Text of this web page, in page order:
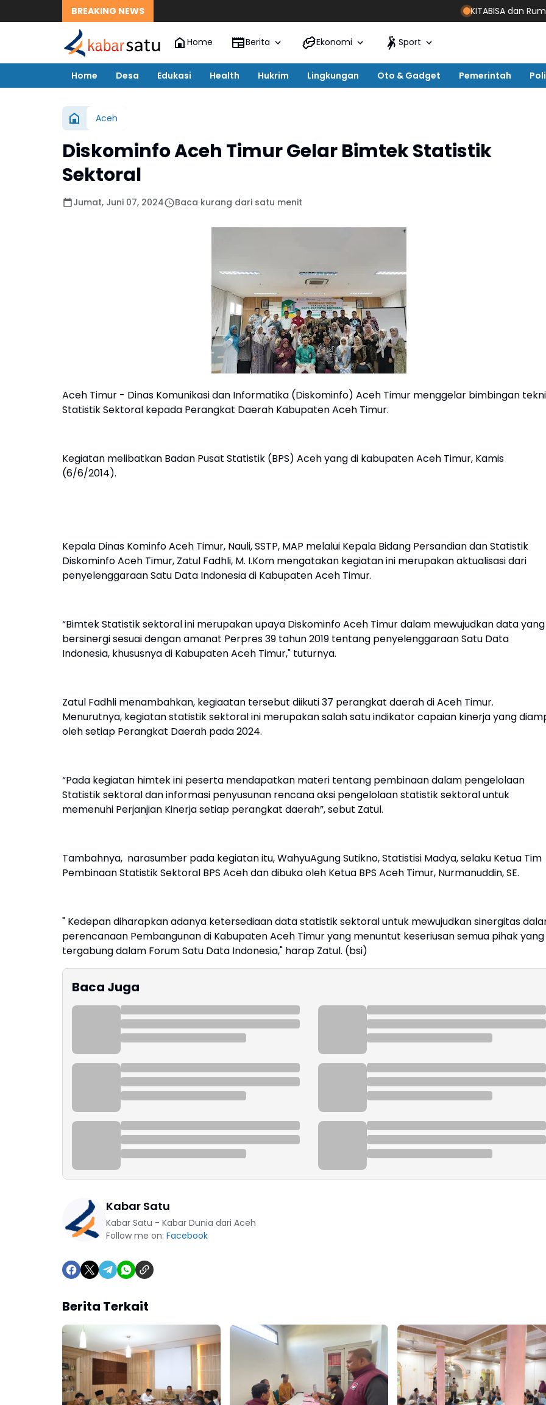
BREAKING NEWS KITABISA dan Rumah
Home Berita Ekonomi Sport
Home Desa Edukasi Health Hukrim Lingkungan Oto & Gadget Pemerintah
Aceh
Diskominfo Aceh Timur Gelar Bimtek Statistik
Sektoral
Jumat, Juni 07, 2024 Baca kurang dari satu menit
Aceh Timur - Dinas Komunikasi dan Informatika (Diskominfo) Aceh Timur menggelar bimbingan
Statistik Sektoral kepada Perangkat Daerah Kabupaten Aceh Timur.
Kegiatan melibatkan Badan Pusat Statistik (BPS) Aceh yang di kabupaten Aceh Timur, Kamis
(6/6/2014).
Kepala Dinas Kominfo Aceh Timur, Nauli, SSTP, MAP melalui Kepala Bidang Persandian dan Statistik
Diskominfo Aceh Timur, Zatul Fadhli, M. I.Kom mengatakan kegiatan ini merupakan aktualisasi dari
penyelenggaraan Satu Data Indonesia di Kabupaten Aceh Timur.
“Bimtek Statistik sektoral ini merupakan upaya Diskominfo Aceh Timur dalam mewujudkan data yang
bersinergi sesuai dengan amanat Perpres 39 tahun 2019 tentang penyelenggaraan Satu Data
Indonesia, khususnya di Kabupaten Aceh Timur," tuturnya.
Zatul Fadhli menambahkan, kegiaatan tersebut diikuti 37 perangkat daerah di Aceh Timur.
Menurutnya, kegiatan statistik sektoral ini merupakan salah satu indikator capaian kinerja yang
oleh setiap Perangkat Daerah pada 2024.
“Pada kegiatan himtek ini peserta mendapatkan materi tentang pembinaan dalam pengelolaan
Statistik sektoral dan informasi penyusunan rencana aksi pengelolaan statistik sektoral untuk
memenuhi Perjanjian Kinerja setiap perangkat daerah”, sebut Zatul.
Tambahnya, narasumber pada kegiatan itu, WahyuAgung Sutikno, Statistisi Madya, selaku Ketua Tim
Pembinaan Statistik Sektoral BPS Aceh dan dibuka oleh Ketua BPS Aceh Timur, Nurmanuddin, SE.
" Kedepan diharapkan adanya ketersediaan data statistik sektoral untuk mewujudkan sinergitas
perencanaan Pembangunan di Kabupaten Aceh Timur yang menuntut keseriusan semua pihak yang
tergabung dalam Forum Satu Data Indonesia," harap Zatul. (bsi)
Baca Juga
Kabar Satu
Kabar Satu - Kabar Dunia dari Aceh
Follow me on: Facebook
Berita Terkait